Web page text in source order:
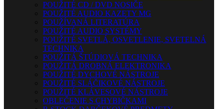
POUŽITÉ CD / DVD NOSIČE
POUŽITÉ AUDIO KAZETY MG
POUŽÍVANÁ LITERATÚRA
POUŽITÉ AUDIO SYSTÉMY
POUŽITÉ SVETLÁ, OSVETLENIE, SVETELNÁ
TECHNIKA
POUŽITÁ ŠTÚDIOVÁ TECHNIKA
POUŽITÁ DROBNÁ ELEKTRONIKA
POUŽITÉ DYCHOVÉ NÁSTROJE
POUŽITÉ SLÁČIKOVÉ NÁSTROJE
POUŽITÉ KLÁVESOVÉ NÁSTROJE
OBLEČENIE S CHYBIČKAMI